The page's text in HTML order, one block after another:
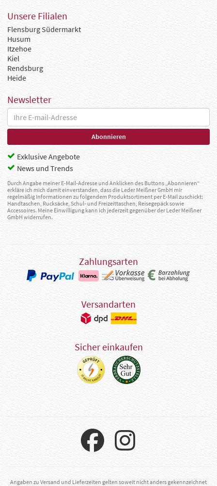
Unsere Filialen
Flensburg Südermarkt
Husum
Itzehoe
Kiel
Rendsburg
Heide
Newsletter
Exklusive Angebote
News und Trends
Durch Angabe meiner E-Mail-Adresse und Anklicken des Buttons „Abonnieren“
erkläre ich mich damit einverstanden, dass die Leder Meißner GmbH mir
regelmäßig Informationen zu folgendem Produktsortiment per E-Mail zuschickt:
Handtaschen, Rucksäcke, Schul- und Freizeittaschen, Reisegepäck sowie
Accessoires. Meine Einwilligung kann ich jederzeit gegenüber der Leder Meißner
GmbH widerrufen.
Zahlungsarten
Versandarten
Sicher einkaufen
Angaben zu Versand und Lieferzeiten gelten soweit nicht anders gekennzeichnet